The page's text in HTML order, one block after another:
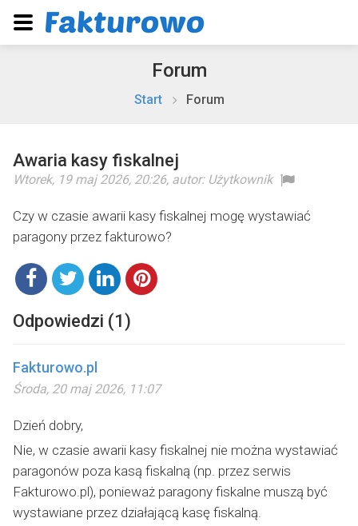
Forum
Start Forum
Awaria kasy fiskalnej
Wtorek, 19 maj 2026, 20:26, autor: Użytkownik
Czy w czasie awarii kasy fiskalnej mogę wystawiać
paragony przez fakturowo?
Odpowiedzi (1)
Fakturowo.pl
Środa, 20 maj 2026, 11:07
Dzień dobry,
Nie, w czasie awarii kasy fiskalnej nie można wystawiać
paragonów poza kasą fiskalną (np. przez serwis
Fakturowo.pl), ponieważ paragony fiskalne muszą być
wystawiane przez działającą kasę fiskalną.